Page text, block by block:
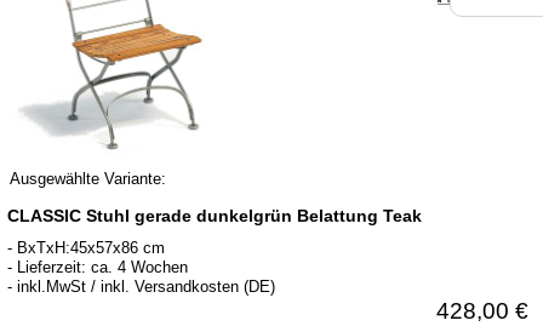
Ausgewählte Variante:
CLASSIC Stuhl gerade dunkelgrün Belattung Teak
- BxTxH:45x57x86 cm
- Lieferzeit: ca. 4 Wochen
- inkl.MwSt / inkl. Versandkosten (DE)
428,00 €